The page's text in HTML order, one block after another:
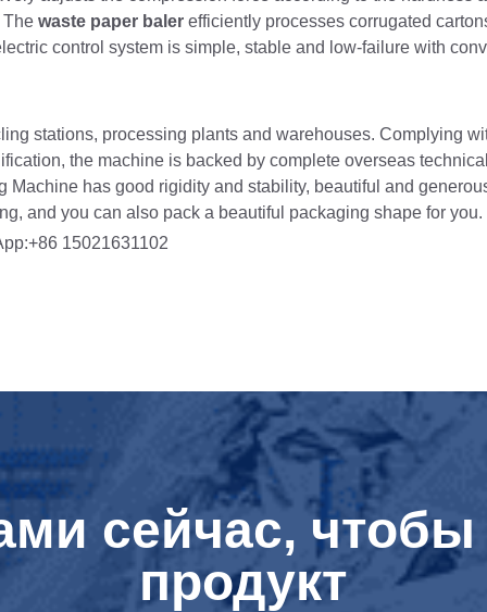
The waste paper baler efficiently processes corrugated
control system is simple, stable and low-failure with
stations, processing plants and warehouses. Complying
the machine is backed by complete overseas
has good rigidity and stability, beautiful and
and you can also pack a beautiful packaging shape for you.
15021631102
сейчас, чтобы
продукт